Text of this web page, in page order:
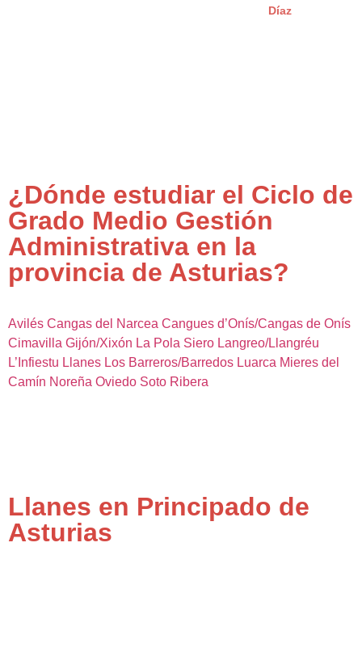
Díaz
¿Dónde estudiar el Ciclo de
Grado Medio Gestión
Administrativa en la
provincia de Asturias?
Avilés Cangas del Narcea Cangues d’Onís/Cangas de Onís
Cimavilla Gijón/Xixón La Pola Siero Langreo/Llangréu
L’Infiestu Llanes Los Barreros/Barredos Luarca Mieres del
Camín Noreña Oviedo Soto Ribera
Llanes en Principado de
Asturias